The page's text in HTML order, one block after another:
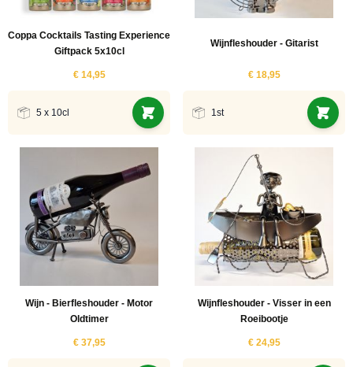
Coppa Cocktails Tasting Experience
Giftpack 5x10cl
€ 14,95
5 x 10cl
Wijnfleshouder - Gitarist
€ 18,95
1st
Wijn - Bierfleshouder - Motor
Oldtimer
€ 37,95
Wijnfleshouder - Visser in een
Roeibootje
€ 24,95